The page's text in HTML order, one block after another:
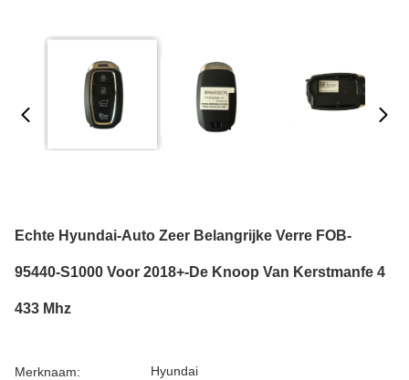
Echte Hyundai-Auto Zeer Belangrijke Verre FOB-
95440-S1000 Voor 2018+-De Knoop Van Kerstmanfe 4
433 Mhz
Merknaam: Hyundai